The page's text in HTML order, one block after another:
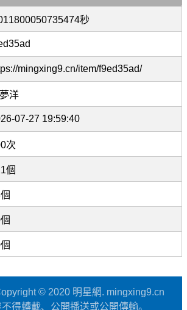
秒
mingxing9.cn/item/f9ed35ad/
洋
07-27 19:59:40
次
個
© 2020 明星網. mingxing9.cn
得轉載、公開播送或公開傳輸。